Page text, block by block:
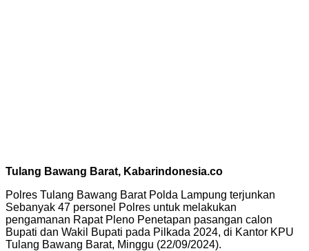
Tulang Bawang Barat, Kabarindonesia.co
Polres Tulang Bawang Barat Polda Lampung terjunkan
Sebanyak 47 personel Polres untuk melakukan
pengamanan Rapat Pleno Penetapan pasangan calon
Bupati dan Wakil Bupati pada Pilkada 2024, di Kantor KPU
Tulang Bawang Barat, Minggu (22/09/2024).